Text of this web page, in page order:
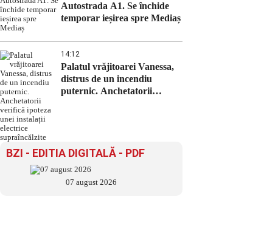
Autostrada A1. Se închide
temporar ieșirea spre Mediaș
14:12
Palatul vrăjitoarei Vanessa,
distrus de un incendiu
puternic. Anchetatorii
BZI - EDITIA DIGITALĂ - PDF
07 august 2026